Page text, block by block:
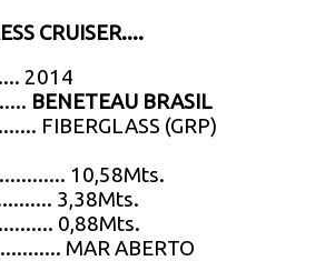
CRUISER....
2014
BENETEAU BRASIL
FIBERGLASS (GRP)
10,58Mts.
3,38Mts.
0,88Mts.
MAR ABERTO